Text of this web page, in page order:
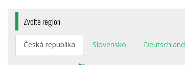
Zvolte region
Česká republika Slovensko Deutschland